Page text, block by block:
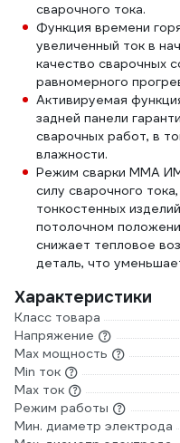
сварочного тока.
Функция времени
увеличенный ток в
качество сварочных
равномерного
Активируемая
задней панели
сварочных работ, в
влажности.
Режим сварки ММА
силу сварочного
тонкостенных
потолочном
снижает тепловое
деталь, что
Характеристики
Класс товара
Напряжение
Max мощность
Min ток
Max ток
Режим работы
Мин. диаметр электрода